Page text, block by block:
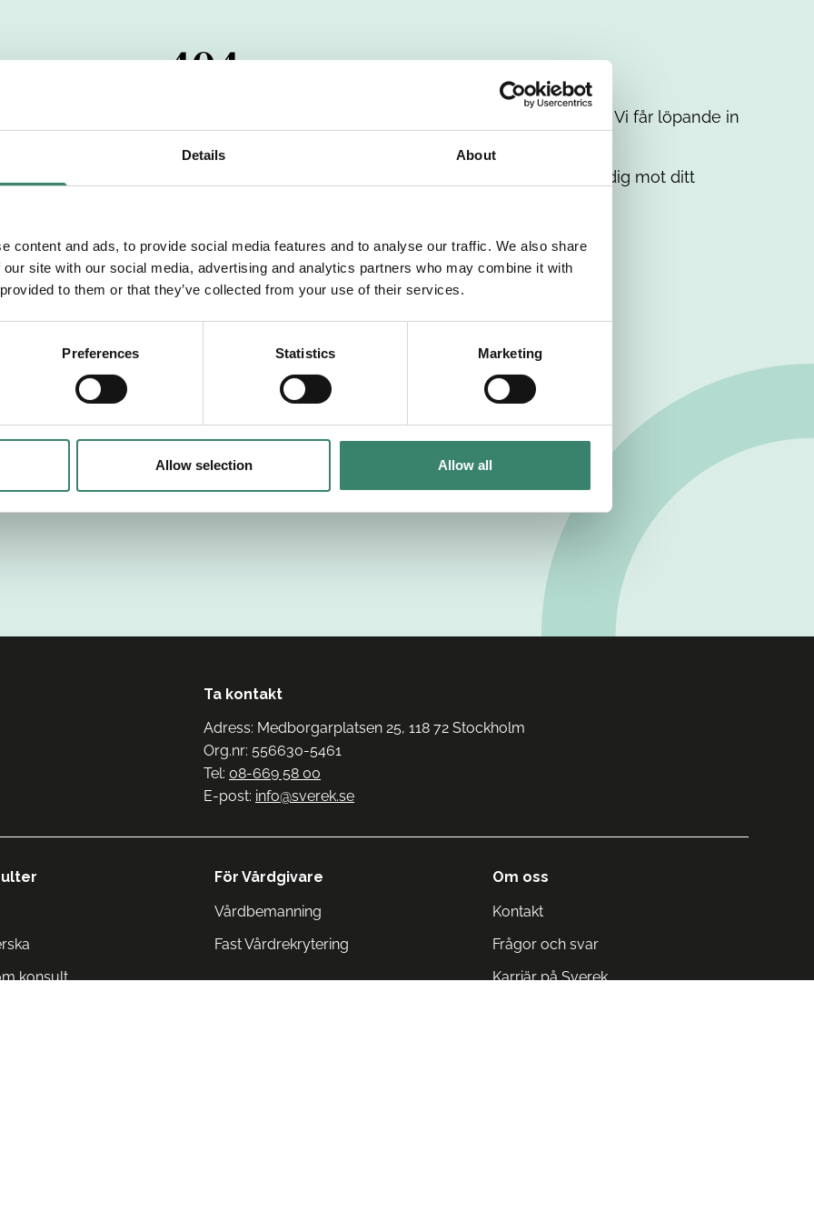
Details About
content and ads, to provide social media features and to analyse our traffic. We also share
site with our social media, advertising and analytics partners who may combine it with
to them or that they’ve collected from your use of their services.
Preferences Statistics Marketing
Allow selection Allow all
404
har passerats. Vi uppskattar verkligen ditt intresse. Misströsta inte. Vi får löpande in
dig med mer information om våra aktuella uppdrag. Tillsammans matchar vi dig mot ditt
Tillbaka till Sverek
Ta kontakt
Adress: Medborgarplatsen 25, 118 72 Stockholm
Org.nr: 556630-5461
Tel: 08-669 58 00
E-post: info@sverek.se
konsult
För Vårdgivare
Vårdbemanning
Fast Vårdrekrytering
Om oss
Kontakt
Frågor och svar
Karriär på Sverek